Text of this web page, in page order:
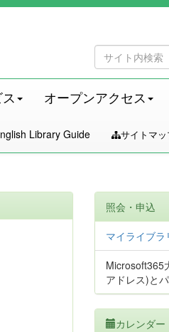
オープンアクセス
Library Guide サイトマ
照会・
マイライブラ
Microsoft365
アドレス)と
カレンダー